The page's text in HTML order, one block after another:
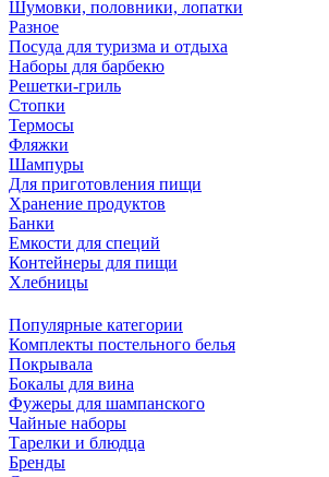
Шумовки, половники, лопатки
Разное
Посуда для туризма и отдыха
Наборы для барбекю
Решетки-гриль
Стопки
Термосы
Фляжки
Шампуры
Для приготовления пищи
Хранение продуктов
Банки
Емкости для специй
Контейнеры для пищи
Хлебницы
Популярные категории
Комплекты постельного белья
Покрывала
Бокалы для вина
Фужеры для шампанского
Чайные наборы
Тарелки и блюдца
Бренды